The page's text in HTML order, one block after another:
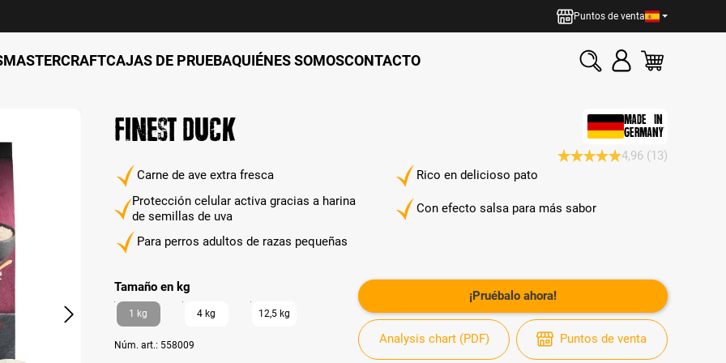
Puntos de venta
MASTERCRAFTCAJAS DE PRUEBAQUIÉNES SOMOSCONTACTO
Finest Duck
MADE IN
GERMANY
4,96 (13)
Carne de ave extra fresca
Rico en delicioso pato
Protección celular activa gracias a harina
de semillas de uva
Con efecto salsa para más sabor
Para perros adultos de razas pequeñas
Tamaño en kgauswählen
1 kg 4 kg 12,5 kg
Núm. art.: 558009
¡Pruébalo ahora!
Analysis chart (PDF) Puntos de venta